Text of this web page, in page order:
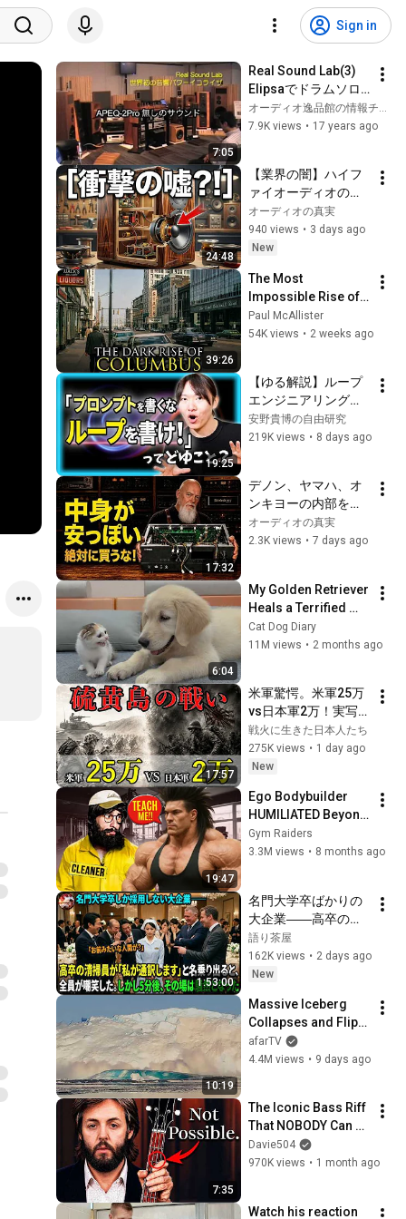
Sign in
7:05
Real Sound Lab(3)
Elipsaでドラムソロ
を聞く
オーディオ逸品館の情報チャンネル
7.9K views • 17 years ago
24:48
【業界の闇】ハイフ
ァイオーディオの嘘
を暴露！スペック表
の罠と高額ケーブル
詐欺の真実とは
オーディオの真実
940 views • 3 days ago
New
39:26
The Most
Impossible Rise of a
City Ever: Columbus,
Ohio
Paul McAllister
54K views • 2 weeks ago
19:25
【ゆる解説】ループ
エンジニアリングっ
て何？ / なぜ第一線
のエンジニアが「プ
"Human in the
Loop"から"Human
on the Loop"へ
安野貴博の自由研究
219K views • 8 days ago
17:32
デノン、ヤマハ、オ
ンキヨーの内部を解
体したら判明したオ
ーディオ業界の嘘！
態
オーディオの真実
2.3K views • 7 days ago
6:04
My Golden Retriever
Heals a Terrified
Rescue Kitten in
Just 3 Meetings!
Cat Dog Diary
11M views • 2 months ago
17:57
米軍驚愕。米軍25万
vs日本軍2万！実写
映像で硫黄島の戦い
を解説【戦史解説】
戦火に生きた日本人たち
275K views • 1 day ago
New
19:47
Ego Bodybuilder
HUMILIATED Beyond
Belief 🤯 |  Anatoly
GYM PRANK
Gym Raiders
3.3M views • 8 months ago
1:53:00
名門大学卒ばかりの
大企業――高卒の清
掃員が「私が通訳い
たします」と財閥会
長に告げた瞬間、全
し5分後、その場は静
まり返った。#動エ
ピソード#老後の物
語 #家族の物語
語り茶屋
162K views • 2 days ago
New
10:19
Massive Iceberg
Collapses and Flips
Over in Ilulissat,
Greenland | Full
afarTV
4.4M views • 9 days ago
7:35
The Iconic Bass Riff
That NOBODY Can
Play
Davie504
970K views • 1 month ago
Watch his reaction